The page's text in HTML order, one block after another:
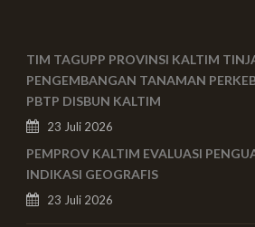
TIM TAGUPP PROVINSI KALTIM
PENGEMBANGAN TANAMAN
PBTP DISBUN KALTIM
23 Juli 2026
PEMPROV KALTIM EVALUASI
INDIKASI GEOGRAFIS
23 Juli 2026